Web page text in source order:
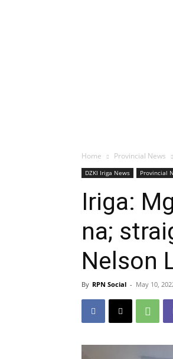
Home Provincial News
DZKI Iriga News Provincial
Iriga:
na;
Nelson
By RPN Social - May 10,